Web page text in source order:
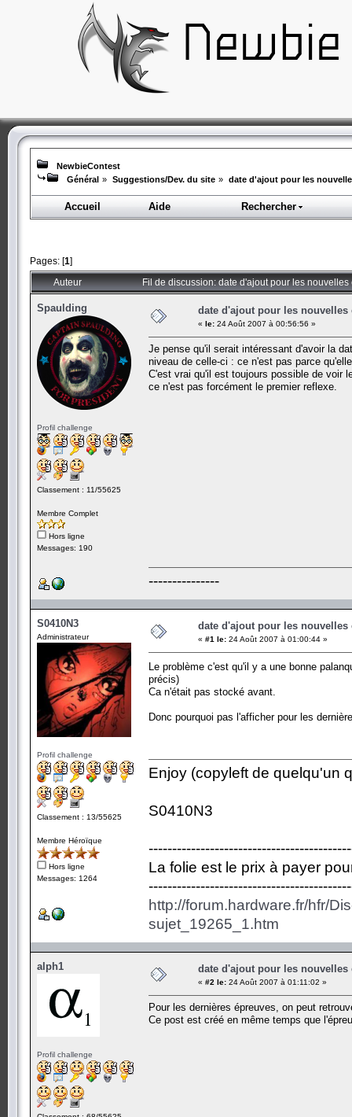
NewbieContest
Général » Suggestions/Dev. du site » date d'ajout pour les
Accueil Aide Rechercher
Pages: [1]
Auteur Fil de discussion: date d'ajout pour les
Spaulding
Profil challenge
Classement : 11/55625
Membre Complet
Hors ligne
Messages: 190
date d'ajout pour les nouvelles
« le: 24 Août 2007 à 00:56:56 »
Je pense qu'il serait intéressant d'avoir la
niveau de celle-ci : ce n'est pas parce
C'est vrai qu'il est toujours possible de voir
ce n'est pas forcément le premier reflexe.
---------------
S0410N3
Administrateur
Profil challenge
Classement : 13/55625
Membre Héroïque
Hors ligne
Messages: 1264
date d'ajout pour les nouvelles
« #1 le: 24 Août 2007 à 01:00:44 »
Le problème c'est qu'il y a une bonne
précis)
Ca n'était pas stocké avant.
Donc pourquoi pas l'afficher pour les
Enjoy (copyleft de quelqu'un
S0410N3
La folie est le prix à payer
http://forum.hardware.fr/hfr/
sujet_19265_1.htm
alph1
Profil challenge
date d'ajout pour les nouvelles
« #2 le: 24 Août 2007 à 01:11:02 »
Pour les dernières épreuves, on peut
Ce post est créé en même temps que